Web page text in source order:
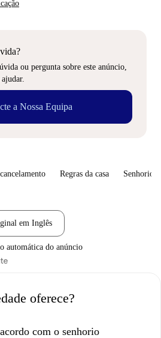
ou pergunta sobre este anúncio,
a Nossa Equipa
Regras da casa Senhorio
em Inglês
automática do anúncio
oferece?
com o senhorio